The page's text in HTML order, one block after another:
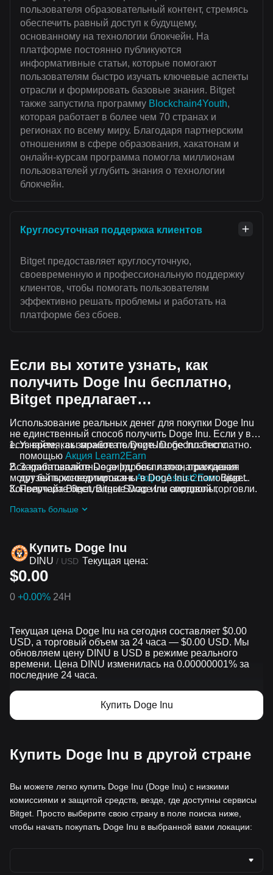
пользователя образовательный контент, стремясь
обеспечить равный доступ к будущему,
основанному на технологии блокчейн. На
платформе постоянно публикуются
информативные статьи, которые помогают
пользователям быстро изучать ключевые аспекты
отрасли и формировать базовые знания. Bitget
также запустила программу Blockchain4Youth,
которая работает в более чем 70 странах и
регионах по всему миру. Благодаря партнерским
отношениям в сфере образования, хакатонам и
онлайн-курсам программа помогла миллионам
пользователей углубить знания о технологии
блокчейн.
Круглосуточная поддержка клиентов
Bitget предоставляет круглосуточную,
своевременную и профессиональную поддержку
клиентов, чтобы помогать пользователям
эффективно решать проблемы и работать на
платформе без сбоев.
Если вы хотите узнать, как
получить Doge Inu бесплатно,
Bitget предлагает…
Использование реальных денег для покупки Doge Inu
не единственный способ получить Doge Inu. Если у вас
есть время, вы можете получить Doge Inu бесплатно.
Узнайте, как заработать Doge Inu бесплатно с
помощью Акция Learn2Earn
Зарабатывайте Doge Inu бесплатно, приглашая
друзей присоединиться кАкции Assist2EarnBitget.
Получайте бесплатные Doge Inu аирдропы,
Все криптовалютные аирдропы и вознаграждения
могут быть конвертированы в Doge Inu с помощью
Конвертера Bitget, Bitget Swap или спотовой торговли.
Показать больше
Купить Doge Inu
DINU / USD Текущая цена:
$0.00
0 +0.00% 24H
Текущая цена Doge Inu на сегодня составляет $0.00
USD, а торговый объем за 24 часа — $0.00 USD. Мы
обновляем цену DINU в USD в режиме реального
времени. Цена DINU изменилась на 0.00000001% за
последние 24 часа.
Купить Doge Inu
Купить Doge Inu в другой стране
Вы можете легко купить Doge Inu (Doge Inu) с низкими
комиссиями и защитой средств, везде, где доступны сервисы
Bitget. Просто выберите свою страну в поле поиска ниже,
чтобы начать покупать Doge Inu в выбранной вами локации: